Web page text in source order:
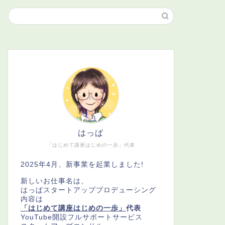
「はじめて講座はじめの一歩」代表
はっぱ
2025年4月、新事業を起業しました!
新しいお仕事名は、
はっぱスタートアッププロデューシング
内容は
「はじめて講座はじめの一歩」 代表
YouTube開設フルサポートサービス